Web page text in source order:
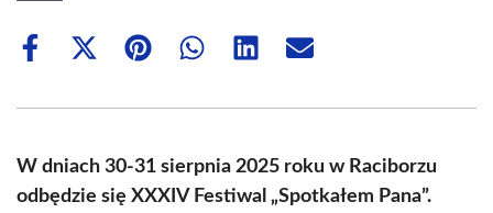
Share
Share
(Twitter)
Share Share Share Share
W dniach 30-31 sierpnia 2025 roku w Raciborzu
odbędzie się XXXIV Festiwal „Spotkałem Pana”.